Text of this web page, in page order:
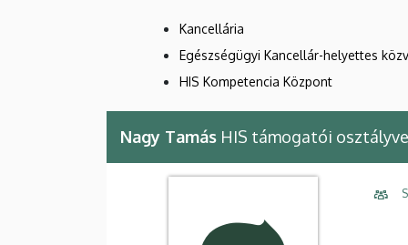
Kancellária
Egészségügyi Kancellár-helyettes
HIS Kompetencia Központ
Nagy Tamás HIS támogatói